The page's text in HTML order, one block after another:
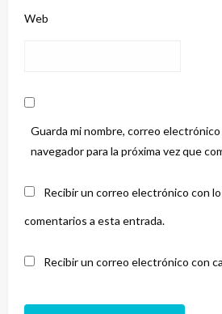
Web
Guarda mi nombre, correo
navegador para la próxima vez que
Recibir un correo electrónico con
comentarios a esta entrada.
Recibir un correo electrónico con